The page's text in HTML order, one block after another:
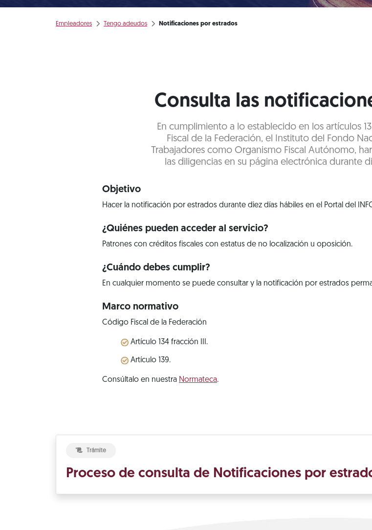
Empleadores Tengo adeudos Notificaciones por estrados
Consulta las
En cumplimiento a lo establecido en los artículos
Fiscal de la Federación, el Instituto del Fondo
Trabajadores como Organismo Fiscal Autónomo,
las diligencias en su página electrónica durante
Objetivo
Hacer la notificación por estrados durante diez días hábiles en el Portal del
¿Quiénes pueden acceder al servicio?
Patrones con créditos fiscales con estatus de no localización u oposición.
¿Cuándo debes cumplir?
En cualquier momento se puede consultar y la notificación por estrados
Marco normativo
Código Fiscal de la Federación
Artículo 134 fracción III.
Artículo 139.
Consúltalo en nuestra Normateca.
Trámite
Proceso de consulta de Notificaciones por